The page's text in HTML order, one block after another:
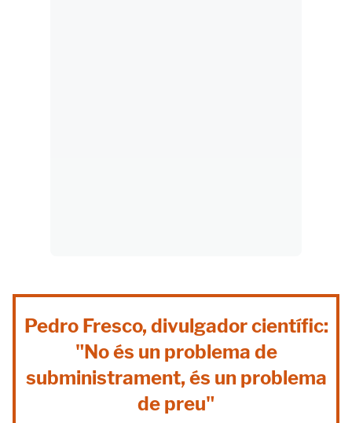
Pedro Fresco, divulgador científic:
"No és un problema de
subministrament, és un problema
de preu"